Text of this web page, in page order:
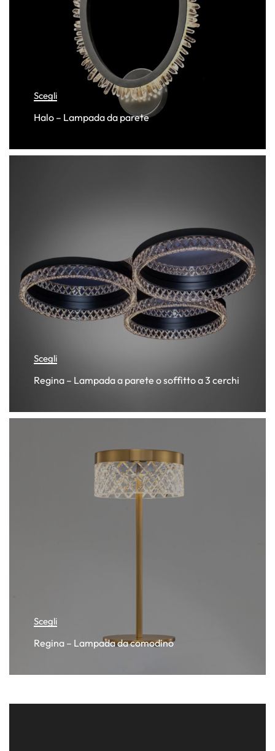
Scegli
Halo – Lampada da parete
Scegli
Regina – Lampada a parete o soffitto a 3 cerchi
Scegli
Regina – Lampada da comodino